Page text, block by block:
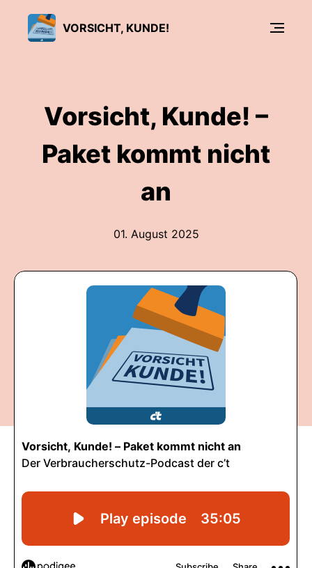
VORSICHT, KUNDE!
Vorsicht, Kunde! –
Paket kommt nicht
an
01. August 2025